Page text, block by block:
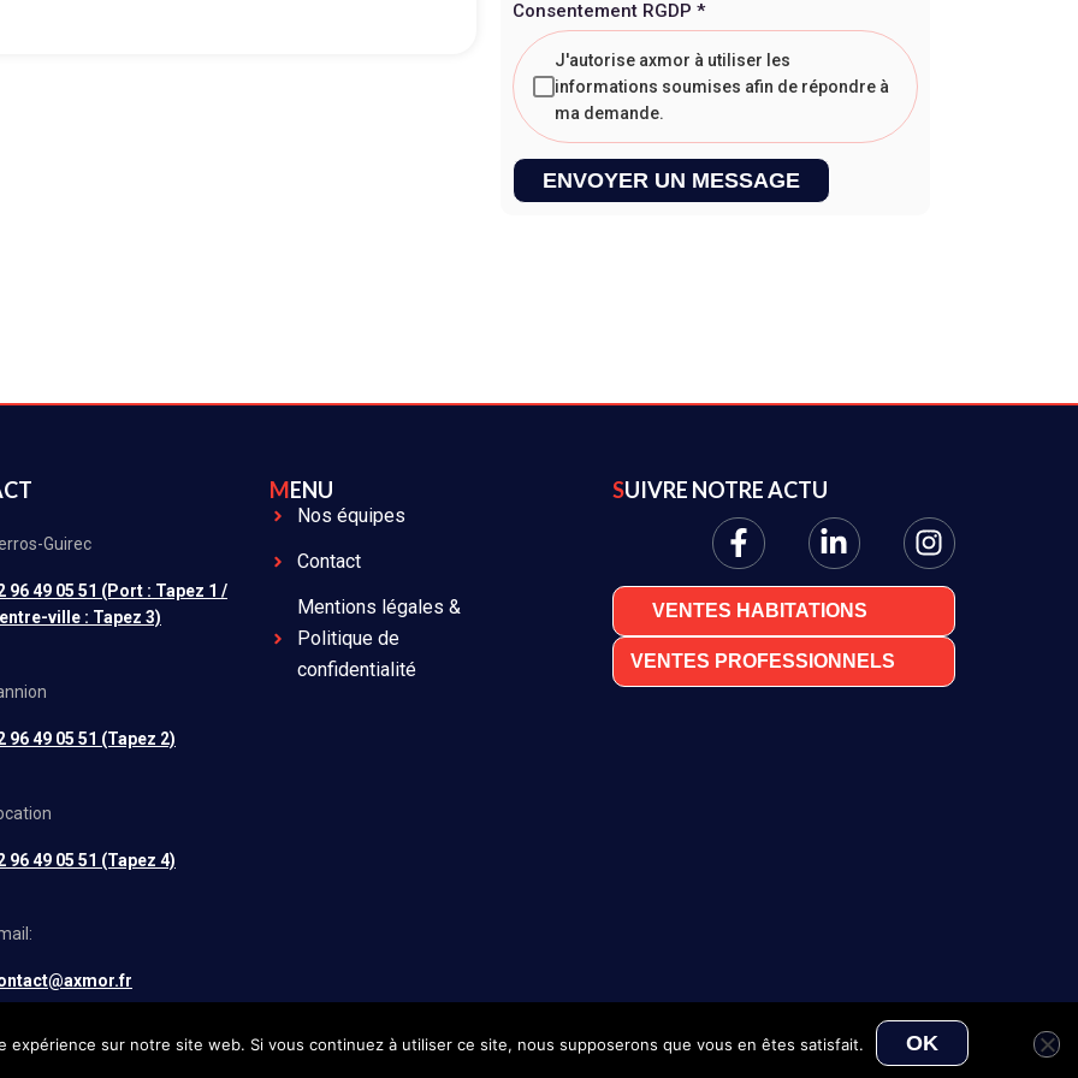
Consentement RGDP*
J'autorise axmor à utiliser les
informations soumises afin de répondre à
ma demande.
ENVOYER UN MESSAGE
Guirec
96 49 05 51 (Port : Tapez 1 /
ville : Tapez 3)
96 49 05 51 (Tapez 2)
96 49 05 51 (Tapez 4)
MENU
Nos équipes
Contact
Mentions légales &
Politique de
confidentialité
SUIVRE NOTRE ACTU
VENTES HABITATIONS
VENTES PROFESSIONNELS
expérience sur notre site web. Si vous continuez à utiliser ce site, nous supposerons que vous en êtes satisfait. OK